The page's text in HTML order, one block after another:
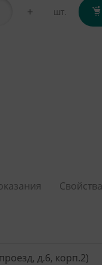
+ шт.
Свойства
д.6, корп.2)